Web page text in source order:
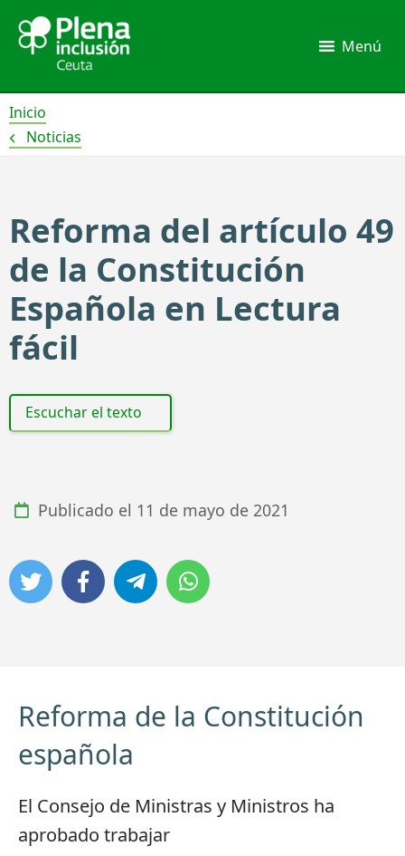
contenido
Menú
Inicio
Noticias
Reforma del artículo 49
de la Constitución
Española en Lectura
fácil
Escuchar el texto
Publicado el 11 de mayo de 2021
Reforma de la Constitución
española
El Consejo de Ministras y Ministros ha
aprobado trabajar